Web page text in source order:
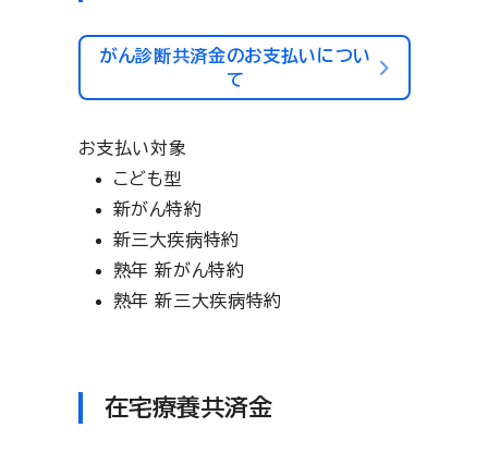
がん診断共済金のお支払いについ
て
お支払い対象
こども型
新がん特約
新三大疾病特約
熟年 新がん特約
熟年 新三大疾病特約
在宅療養共済金